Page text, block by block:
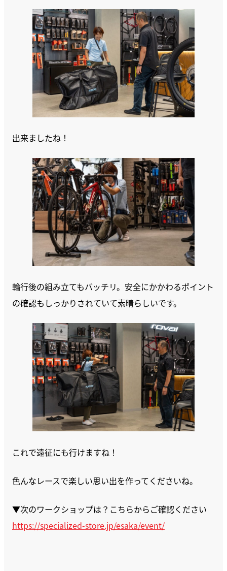
出来ましたね！
輪行後の組み立てもバッチリ。安全にかかわるポイント
の確認もしっかりされていて素晴らしいです。
これで遠征にも行けますね！
色んなレースで楽しい思い出を作ってくださいね。
▼次のワークショップは？こちらからご確認ください
https://specialized-store.jp/esaka/event/